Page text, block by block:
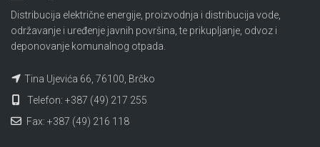
Distribucija električne energije, proizvodnja i distribucija vode,
održavanje i uređenje javnih površina, te prikupljanje, odvoz i
deponovanje komunalnog otpada.
Tina Ujevića 66, 76100, Brčko
Telefon: +387 (49) 217 255
Fax: +387 (49) 216 118